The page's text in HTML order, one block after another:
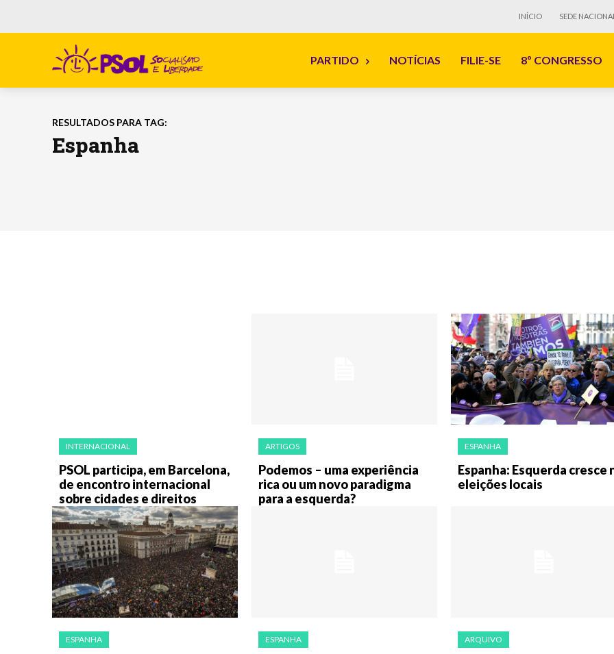
INÍCIO SEDE
PARTIDO NOTÍCIAS FILIE-SE 8º CONGRESSO
RESULTADOS PARA TAG:
Espanha
INTERNACIONAL
PSOL participa, em Barcelona,
de encontro internacional
sobre cidades e direitos
ARTIGOS
Podemos – uma experiência
rica ou um novo paradigma
para a esquerda?
ESPANHA
Espanha: Esquerda cresce
eleições locais
ESPANHA ESPANHA ARQUIVO